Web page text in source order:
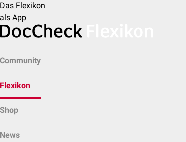
Das Flexikon
als App
Community
Flexikon
Shop
News